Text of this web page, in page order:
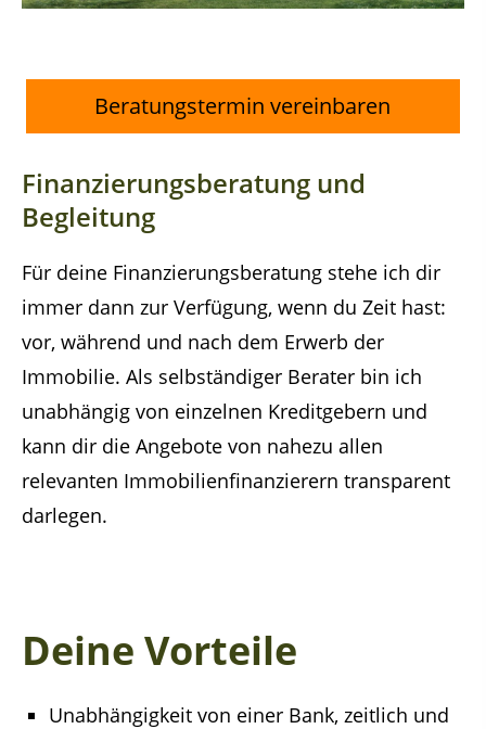
Beratungstermin vereinbaren
Finanzierungsberatung und
Begleitung
Für deine Finanzierungsberatung stehe ich dir
immer dann zur Verfügung, wenn du Zeit hast:
vor, während und nach dem Erwerb der
Immobilie. Als selbständiger Berater bin ich
unabhängig von einzelnen Kreditgebern und
kann dir die Angebote von nahezu allen
relevanten Immobilienfinanzierern transparent
darlegen.
Deine Vorteile
Unabhängigkeit von einer Bank, zeitlich und